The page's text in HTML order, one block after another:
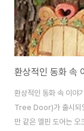
환상적인 동화 속 이야
Tree Door)가 출시되
만 같은 엘핀 도어는 오